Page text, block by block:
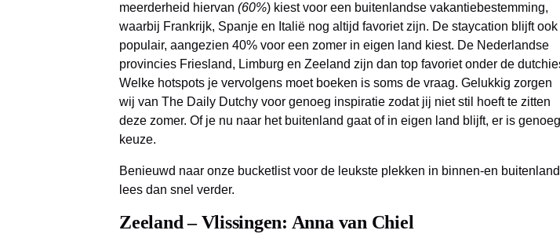
meerderheid hiervan (60%) kiest voor een buitenlandse vakantiebestemming,
waarbij Frankrijk, Spanje en Italië nog altijd favoriet zijn. De staycation blijft ook
populair, aangezien 40% voor een zomer in eigen land kiest. De Nederlandse
provincies Friesland, Limburg en Zeeland zijn dan top favoriet onder de
Welke hotspots je vervolgens moet boeken is soms de vraag. Gelukkig zorgen
wij van The Daily Dutchy voor genoeg inspiratie zodat jij niet stil hoeft te zitten
deze zomer. Of je nu naar het buitenland gaat of in eigen land blijft, er is genoeg
keuze.
Benieuwd naar onze bucketlist voor de leukste plekken in binnen-en
lees dan snel verder.
Zeeland – Vlissingen: Anna van Chiel